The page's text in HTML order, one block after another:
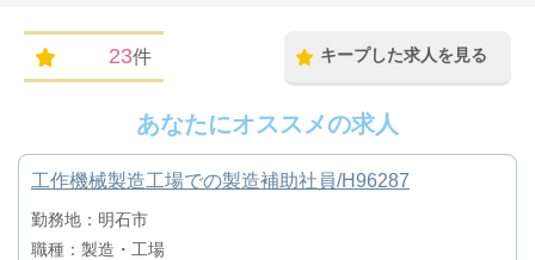
23件 キープした求人を見る
あなたにオススメの求人
工作機械製造工場での製造補助社員/H96287
勤務地：明石市
職種：製造・工場